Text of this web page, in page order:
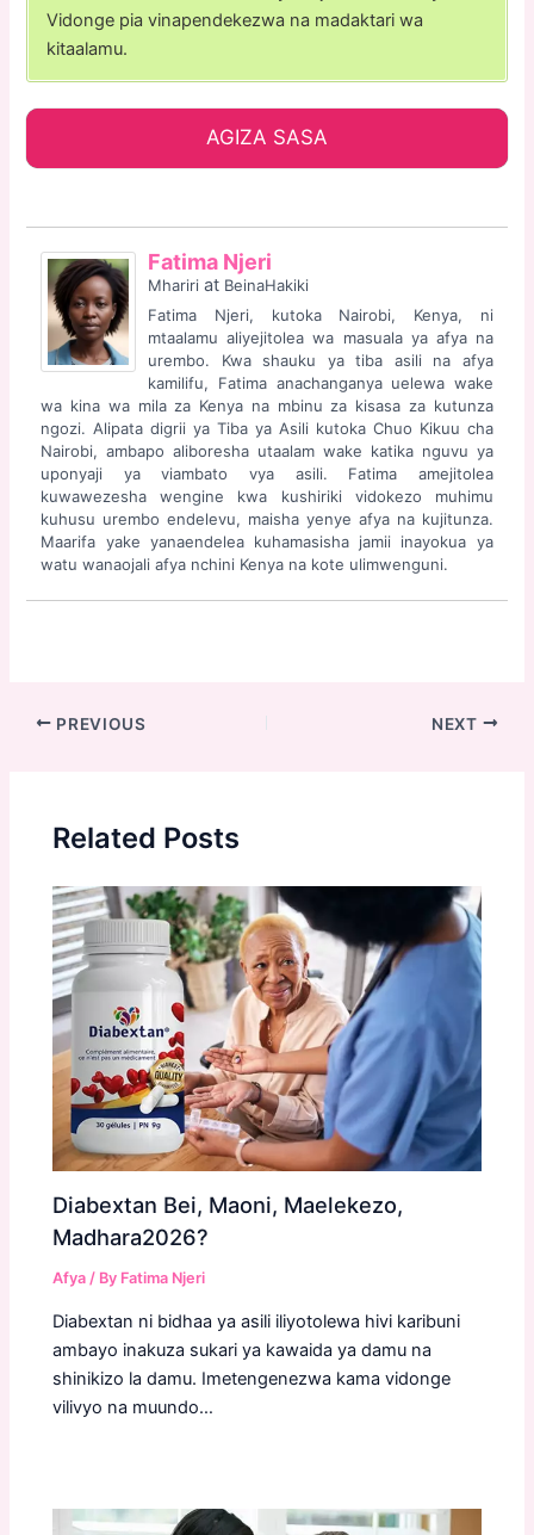
Vidonge pia vinapendekezwa na madaktari wa
kitaalamu.
AGIZA SASA
Fatima Njeri
Mhariri at BeinaHakiki
Fatima Njeri, kutoka Nairobi, Kenya, ni
mtaalamu aliyejitolea wa masuala ya afya na
urembo. Kwa shauku ya tiba asili na afya
kamilifu, Fatima anachanganya uelewa wake
wa kina wa mila za Kenya na mbinu za kisasa za kutunza
ngozi. Alipata digrii ya Tiba ya Asili kutoka Chuo Kikuu cha
Nairobi, ambapo aliboresha utaalam wake katika nguvu ya
uponyaji ya viambato vya asili. Fatima amejitolea
kuwawezesha wengine kwa kushiriki vidokezo muhimu
kuhusu urembo endelevu, maisha yenye afya na kujitunza.
Maarifa yake yanaendelea kuhamasisha jamii inayokua ya
watu wanaojali afya nchini Kenya na kote ulimwenguni.
Post
PREVIOUS NEXT
Related Posts
Diabextan Bei, Maoni, Maelekezo,
Madhara2026?
Afya / By Fatima Njeri
Diabextan ni bidhaa ya asili iliyotolewa hivi karibuni
ambayo inakuza sukari ya kawaida ya damu na
shinikizo la damu. Imetengenezwa kama vidonge
vilivyo na muundo…